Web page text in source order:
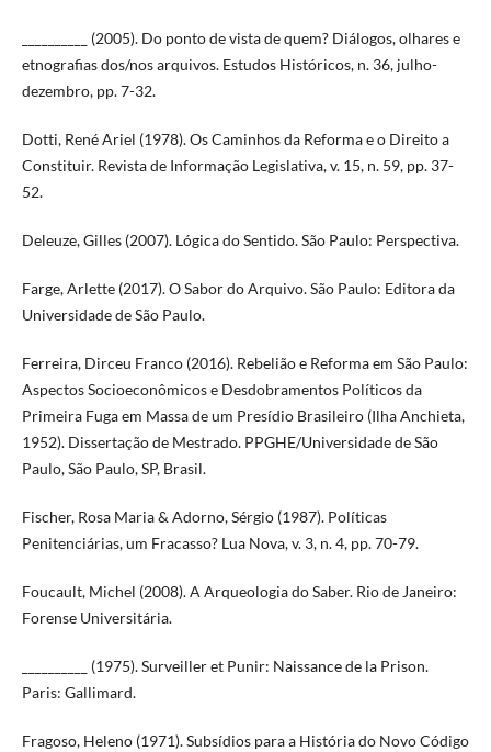
__________ (2005). Do ponto de vista de quem? Diálogos, olhares e
etnografias dos/nos arquivos. Estudos Históricos, n. 36, julho-
dezembro, pp. 7-32.
Dotti, René Ariel (1978). Os Caminhos da Reforma e o Direito a
Constituir. Revista de Informação Legislativa, v. 15, n. 59, pp. 37-
52.
Deleuze, Gilles (2007). Lógica do Sentido. São Paulo: Perspectiva.
Farge, Arlette (2017). O Sabor do Arquivo. São Paulo: Editora da
Universidade de São Paulo.
Ferreira, Dirceu Franco (2016). Rebelião e Reforma em São Paulo:
Aspectos Socioeconômicos e Desdobramentos Políticos da
Primeira Fuga em Massa de um Presídio Brasileiro (Ilha Anchieta,
1952). Dissertação de Mestrado. PPGHE/Universidade de São
Paulo, São Paulo, SP, Brasil.
Fischer, Rosa Maria & Adorno, Sérgio (1987). Políticas
Penitenciárias, um Fracasso? Lua Nova, v. 3, n. 4, pp. 70-79.
Foucault, Michel (2008). A Arqueologia do Saber. Rio de Janeiro:
Forense Universitária.
__________ (1975). Surveiller et Punir: Naissance de la Prison.
Paris: Gallimard.
Fragoso, Heleno (1971). Subsídios para a História do Novo Código